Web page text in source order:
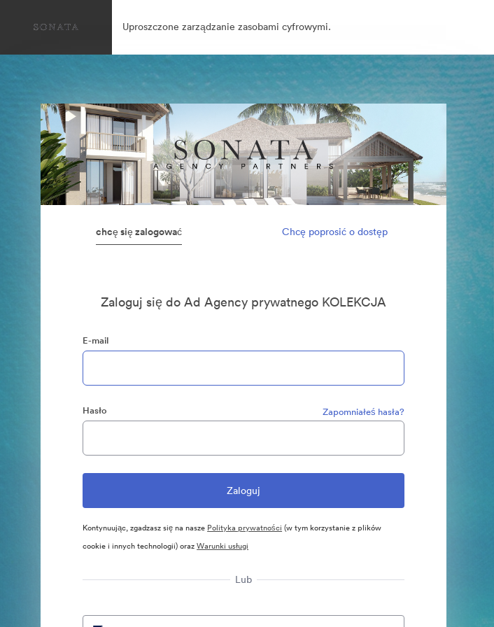
Uproszczone zarządzanie zasobami cyfrowymi.
chcę się zalogować Chcę poprosić o dostęp
Zaloguj się do Ad Agency prywatnego KOLEKCJA
E-mail
Hasło Zapomniałeś hasła?
Kontynuując, zgadzasz się na nasze Polityka prywatności (w tym korzystanie z plików
cookie i innych technologii) orazWarunki usługi
Lub